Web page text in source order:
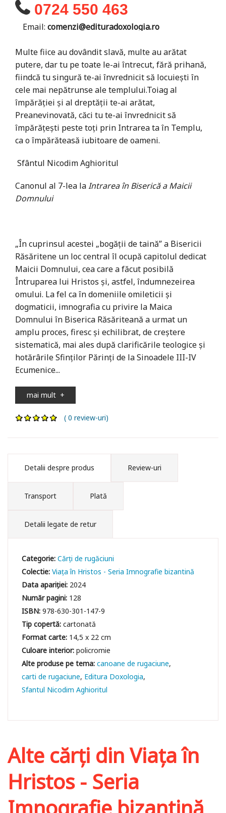
0724 550 463
Email: comenzi@edituradoxologia.ro
Multe fiice au dovândit slavă, multe au arătat
putere, dar tu pe toate le-ai întrecut, fără prihană,
fiindcă tu singură te-ai învrednicit să locuiești în
cele mai nepătrunse ale templului.Toiag al
împărăției și al dreptății te-ai arătat,
Preanevinovată, căci tu te-ai învrednicit să
împărățești peste toți prin Intrarea ta în Templu,
ca o împărăteasă iubitoare de oameni.
Sfântul Nicodim Aghioritul
Canonul al 7-lea laIntrarea în Biserică a Maicii
Domnului
„În cuprinsul acestei „bogății de taină” a Bisericii
Răsăritene un loc central îl ocupă capitolul dedicat
Maicii Domnului, cea care a făcut posibilă
Întruparea lui Hristos și, astfel, îndumnezeirea
omului. La fel ca în domeniile omileticii și
dogmaticii, imnografia cu privire la Maica
Domnului în Biserica Răsăriteană a urmat un
amplu proces, firesc și echilibrat, de creștere
sistematică, mai ales după clarificările teologice și
hotărârile Sfinților Părinți de la Sinoadele III-IV
Ecumenice...
mai mult +
( 0 review-uri)
Detalii despre produs Review-uri
Transport Plată
Detalii legate de retur
Categorie:Cărți de rugăciuni
Colectie:Viața în Hristos - Seria Imnografie bizantină
Data apariției: 2024
Număr pagini: 128
ISBN:978-630-301-147-9
Tip copertă:cartonată
Format carte: 14,5 x 22 cm
Culoare interior:policromie
canoane de rugaciune
carti de rugaciune Editura Doxologia
Sfantul Nicodim Aghioritul
Alte cărți dinViața în
Hristos - Seria